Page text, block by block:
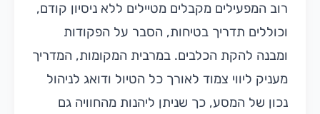
רוב המפעילים מקבלים מטיילים ללא ניסיון קודם,
וכוללים תדריך בטיחות, הסבר על הפקודות
ומבנה להקת הכלבים. במרבית המקומות, המדריך
מעניק ליווי צמוד לאורך כל הטיול ודואג לניהול
נכון של המסע, כך שניתן ליהנות מהחוויה גם